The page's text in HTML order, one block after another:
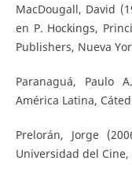
MacDougall, David
en P. Hockings,
Publishers, Nueva
Paranaguá, Paulo
América Latina,
Prelorán, Jorge
Universidad del